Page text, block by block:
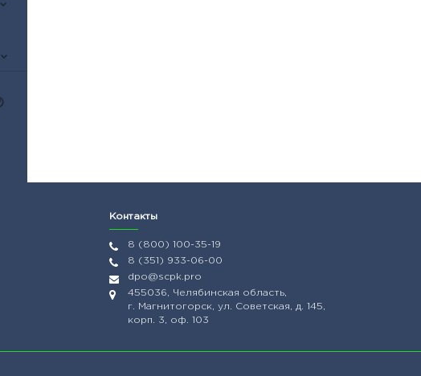
Контакты
8 (800) 100-35-19
8 (351) 933-06-00
dpo@scpk.pro
455036, Челябинская область,
г. Магнитогорск, ул. Советская, д. 145,
корп. 3, оф. 103